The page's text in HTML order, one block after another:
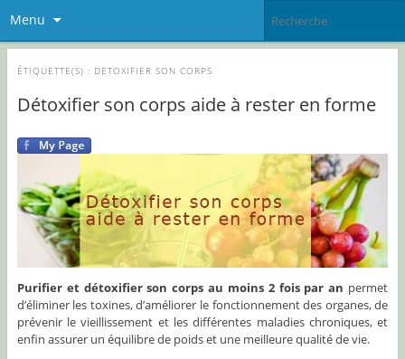
Menu
ÉTIQUETTE(S) : DETOXIFIER SON CORPS
Détoxifier son corps aide à rester en forme
Purifier et détoxifier son corps au moins 2 fois par an permet
d’éliminer les toxines, d’améliorer le fonctionnement des organes, de
prévenir le vieillissement et les différentes maladies chroniques, et
enfin assurer un équilibre de poids et une meilleure qualité de vie.